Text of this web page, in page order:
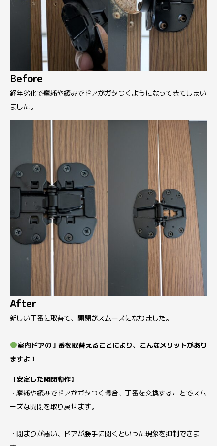
Before
経年劣化で摩耗や緩みでドアがガタつくようになってきてしまい
ました。
After
新しい丁番に取替て、開閉がスムーズになりました。
室内ドアの丁番を取替えることにより、こんなメリットがあり
ますよ！
【安定した開閉動作】
・摩耗や緩みでドアがガタつく場合、丁番を交換することでスム
ーズな開閉を取り戻せます。
・閉まりが悪い、ドアが勝手に開くといった現象を抑制できま